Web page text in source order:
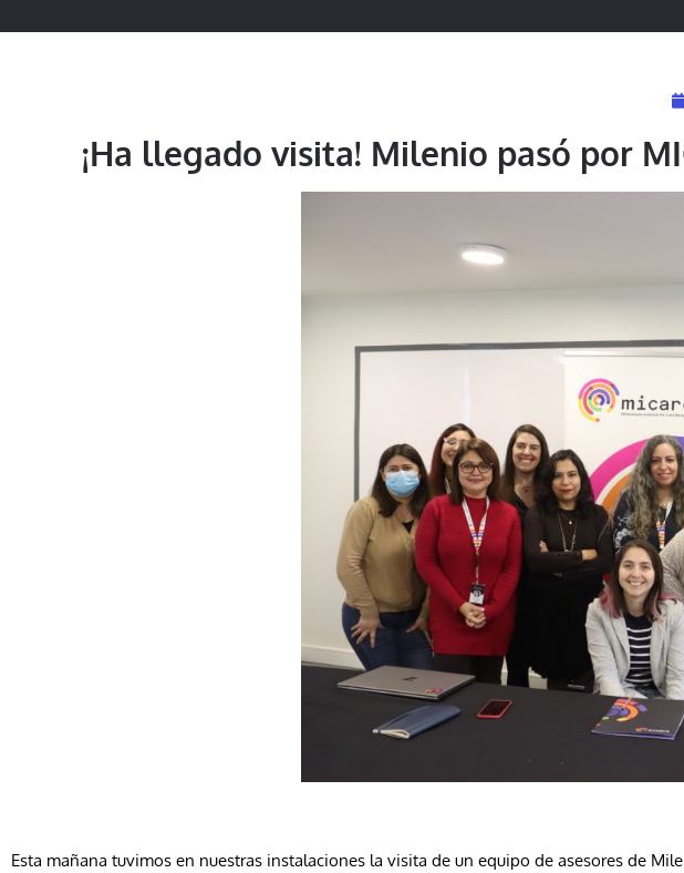
¡Ha llegado visita! Milenio pasó por
Esta mañana tuvimos en nuestras instalaciones la visita de un equipo de asesores de